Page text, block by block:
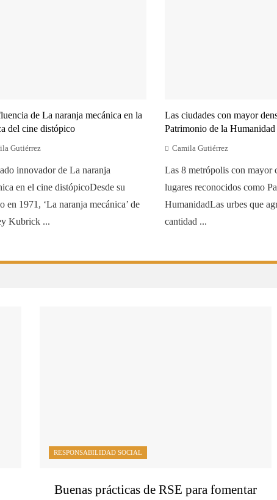
de La naranja mecánica en la
del cine distópico
Gutiérrez
innovador de La naranja
en el cine distópicoDesde su
en 1971, ‘La naranja mecánica’ de
Kubrick ...
Las ciudades con mayor
Patrimonio de la Humanidad
Camila Gutiérrez
Las 8 metrópolis con mayor
lugares reconocidos como
HumanidadLas urbes que
cantidad ...
RESPONSABILIDAD SOCIAL
Buenas prácticas de RSE para fomentar